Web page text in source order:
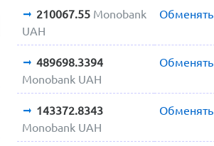
210067.55 Monobank
UAH
Обменять
489698.3394
Monobank UAH
Обменять
143372.8343
Monobank UAH
Обменять